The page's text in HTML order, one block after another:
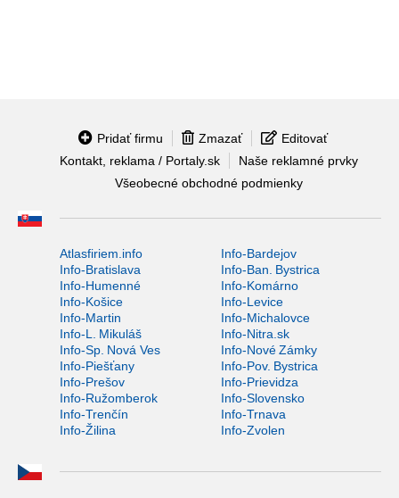
Pridať firmu Zmazať
Editovať
Kontakt, reklama / Portaly.sk
Naše reklamné prvky
Všeobecné obchodné podmienky
Atlasfiriem.info
Info-Bardejov
Info-Bratislava
Info-Ban. Bystrica
Info-Humenné
Info-Komárno
Info-Košice
Info-Levice
Info-Martin
Info-Michalovce
Info-L. Mikuláš
Info-Nitra.sk
Info-Sp. Nová Ves
Info-Nové Zámky
Info-Piešťany
Info-Pov. Bystrica
Info-Prešov
Info-Prievidza
Info-Ružomberok
Info-Slovensko
Info-Trenčín
Info-Trnava
Info-Žilina
Info-Zvolen